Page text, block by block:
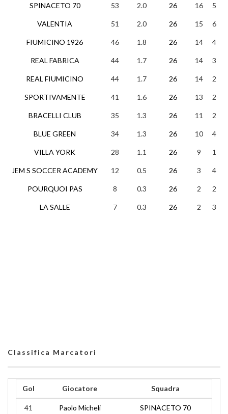
SPINACETO 70
VALENTIA
FIUMICINO 1926
REAL FABRICA
REAL FIUMICINO
SPORTIVAMENTE
BRACELLI CLUB
BLUE GREEN
VILLA YORK
JEM S SOCCER ACADEMY
POURQUOI PAS
LA SALLE
53 2.0 26 16 5
51 2.0 26 15 6
46 1.8 26 14 4
44 1.7 26 14 3
44 1.7 26 14 2
41 1.6 26 13 2
35 1.3 26 11 2
34 1.3 26 10 4
28 1.1 26 9 1
12 0.5 26 3 4
8 0.3 26 2 2
7 0.3 26 2 3
Classifica Marcatori
Gol Giocatore Squadra
41 Paolo Micheli SPINACETO 70